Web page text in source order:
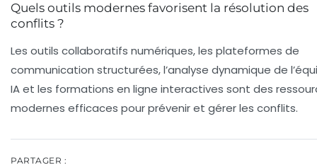
Quels outils modernes favorisent la résolution des
conflits ?
Les outils collaboratifs numériques, les plateformes de
communication structurées, l’analyse dynamique de
IA et les formations en ligne interactives sont des
modernes efficaces pour prévenir et gérer les conflits.
PARTAGER :